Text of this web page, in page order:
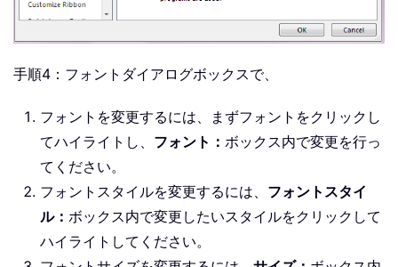
手順4：フォントダイアログボックスで、
フォントを変更するには、まずフォントをクリックし
てハイライトし、 フォント： ボックス内で変更を行っ
てください。
フォントスタイルを変更するには、 フォントスタイ
ル： ボックス内で変更したいスタイルをクリックして
ハイライトしてください。